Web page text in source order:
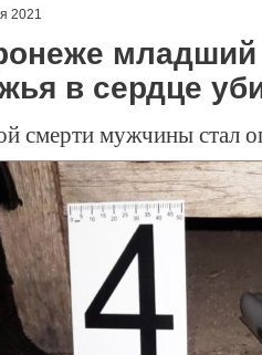
2021
младший
в сердце
смерти мужчины стал